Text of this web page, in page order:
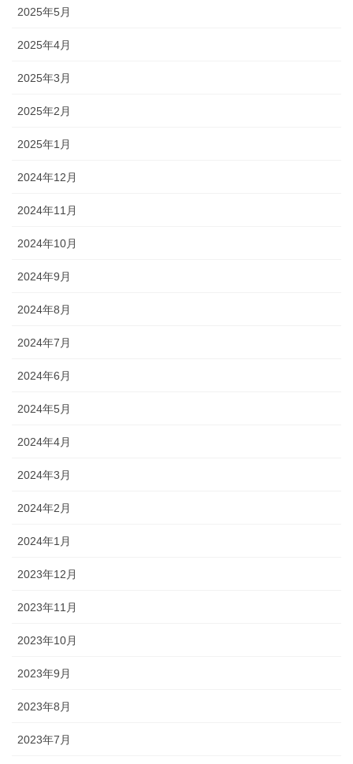
2025年5月
2025年4月
2025年3月
2025年2月
2025年1月
2024年12月
2024年11月
2024年10月
2024年9月
2024年8月
2024年7月
2024年6月
2024年5月
2024年4月
2024年3月
2024年2月
2024年1月
2023年12月
2023年11月
2023年10月
2023年9月
2023年8月
2023年7月